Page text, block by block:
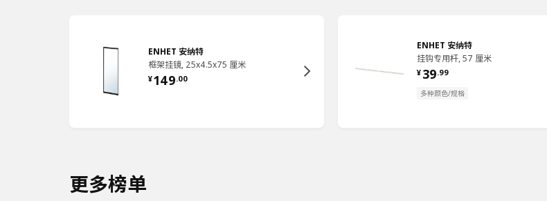
ENHET 安纳特
框架挂镜, 25x4.5x75 厘米
¥149.00
ENHET 安纳特
挂钩专用杆, 57 厘米
¥ 39.99
多种颜色/规格
更多榜单